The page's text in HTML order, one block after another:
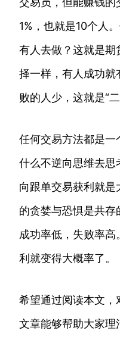
1%，也就是10个人
有人去做？这就是
择一样，有人成功就
败的人少，这就是“二
任何交易方法都是一
什么不逆向思维去思
向跟单交易获利就
的贪婪与恐惧是共
成功率低，失败率
利就变得大概率了。
希望通过阅读本文
文章能够帮助大家